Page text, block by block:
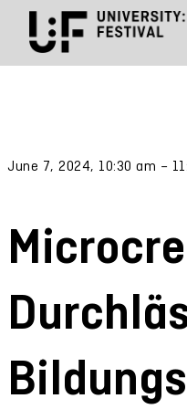
June 7, 2024, 10:30 am –